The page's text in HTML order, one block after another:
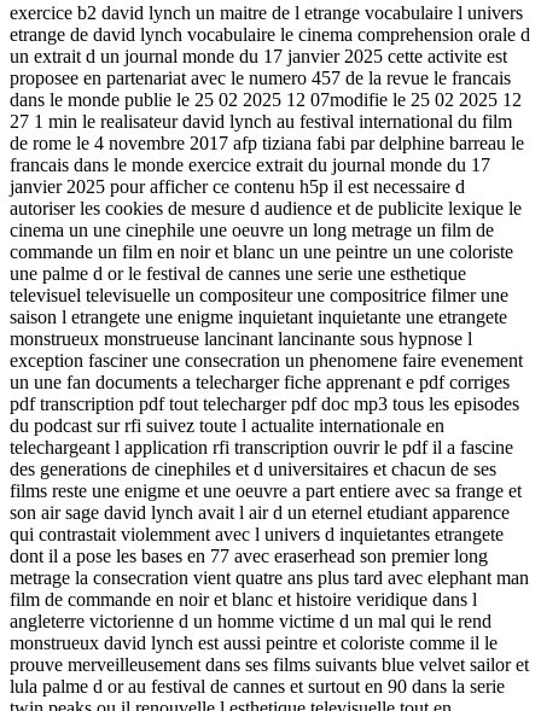
exercice b2 david lynch un maitre de l etrange vocabulaire l univers
etrange de david lynch vocabulaire le cinema comprehension orale d
un extrait d un journal monde du 17 janvier 2025 cette activite est
proposee en partenariat avec le numero 457 de la revue le francais
dans le monde publie le 25 02 2025 12 07modifie le 25 02 2025 12
27 1 min le realisateur david lynch au festival international du film
de rome le 4 novembre 2017 afp tiziana fabi par delphine barreau le
francais dans le monde exercice extrait du journal monde du 17
janvier 2025 pour afficher ce contenu h5p il est necessaire d
autoriser les cookies de mesure d audience et de publicite lexique le
cinema un une cinephile une oeuvre un long metrage un film de
commande un film en noir et blanc un une peintre un une coloriste
une palme d or le festival de cannes une serie une esthetique
televisuel televisuelle un compositeur une compositrice filmer une
saison l etrangete une enigme inquietant inquietante une etrangete
monstrueux monstrueuse lancinant lancinante sous hypnose l
exception fasciner une consecration un phenomene faire evenement
un une fan documents a telecharger fiche apprenant e pdf corriges
pdf transcription pdf tout telecharger pdf doc mp3 tous les episodes
du podcast sur rfi suivez toute l actualite internationale en
telechargeant l application rfi transcription ouvrir le pdf il a fascine
des generations de cinephiles et d universitaires et chacun de ses
films reste une enigme et une oeuvre a part entiere avec sa frange et
son air sage david lynch avait l air d un eternel etudiant apparence
qui contrastait violemment avec l univers d inquietantes etrangete
dont il a pose les bases en 77 avec eraserhead son premier long
metrage la consecration vient quatre ans plus tard avec elephant man
film de commande en noir et blanc et histoire veridique dans l
angleterre victorienne d un homme victime d un mal qui le rend
monstrueux david lynch est aussi peintre et coloriste comme il le
prouve merveilleusement dans ses films suivants blue velvet sailor et
lula palme d or au festival de cannes et surtout en 90 dans la serie